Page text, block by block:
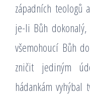
západních
je-li Bůh
všemohoucí Bůh
zničit jediným
hádankám